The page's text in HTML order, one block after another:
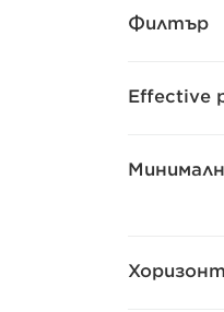
Филтър
Effective